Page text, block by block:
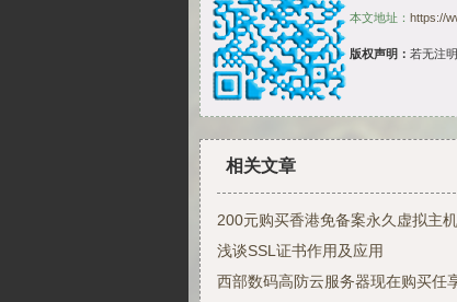
本文地址： https://
版权声明： 若无注
相关文章
200元购买香港免备案永久虚拟主
浅谈SSL证书作用及应用
西部数码高防云服务器现在购买任